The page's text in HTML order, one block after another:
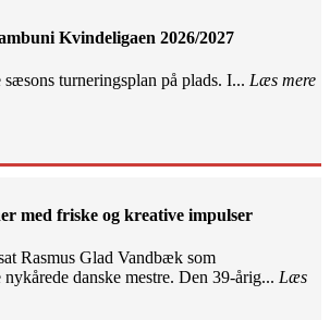
Kvindeligaen 2026/2027
sæsons turneringsplan på plads. I... Læs mere
med friske og kreative impulser
Rasmus Glad Vandbæk som
danske mestre. Den 39-årig... Læs